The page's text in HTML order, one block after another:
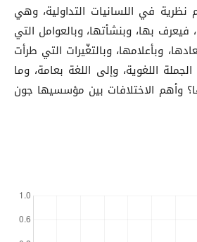
نظرية في اللسانيات التداولية، وهي
فيعرف بها، وبنشأتها، وبالعوامل التي
وبأعلامها، وبالتغّيرات التي طرأت
اللغوية، وإلى اللغة بعامة، وما
وأهم الاختلافات بين مؤسسيها جون